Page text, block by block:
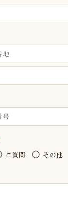
ご質問 その他